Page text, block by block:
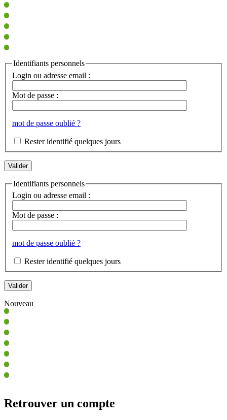
Identifiants personnels
Login ou adresse email :
Mot de passe :
mot de passe oublié ?
Rester identifié quelques jours
Identifiants personnels
Login ou adresse email :
Mot de passe :
mot de passe oublié ?
Rester identifié quelques jours
Nouveau
Retrouver un compte